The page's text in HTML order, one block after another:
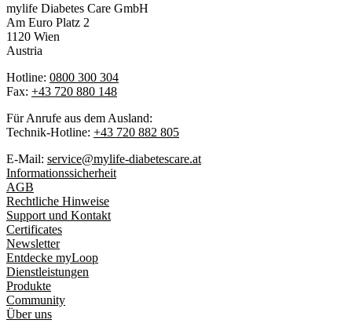
mylife Diabetes Care GmbH
Am Euro Platz 2
1120 Wien
Austria
Hotline: 0800 300 304
Fax: +43 720 880 148
Für Anrufe aus dem Ausland:
Technik-Hotline: +43 720 882 805
E-Mail: service@mylife-diabetescare.at
Informationssicherheit
AGB
Rechtliche Hinweise
Support und Kontakt
Certificates
Newsletter
Entdecke myLoop
Dienstleistungen
Produkte
Community
Über uns